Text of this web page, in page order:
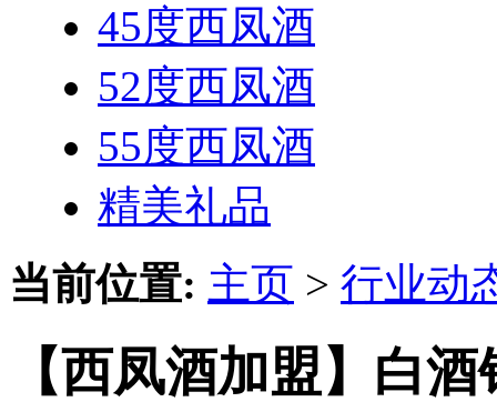
45度西凤酒
52度西凤酒
55度西凤酒
精美礼品
当前位置: 主页 > 行业动
【西凤酒加盟】白